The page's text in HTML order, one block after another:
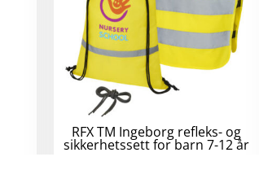
RFX TM Ingeborg refleks- og
sikkerhetssett for barn 7-12 år